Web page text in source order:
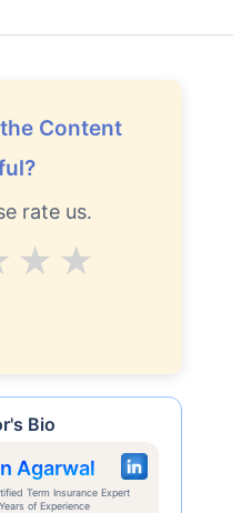
Content
rate us.
Excellent
V.Good
Bio
Agarwal
Term Insurance Expert
of Experience